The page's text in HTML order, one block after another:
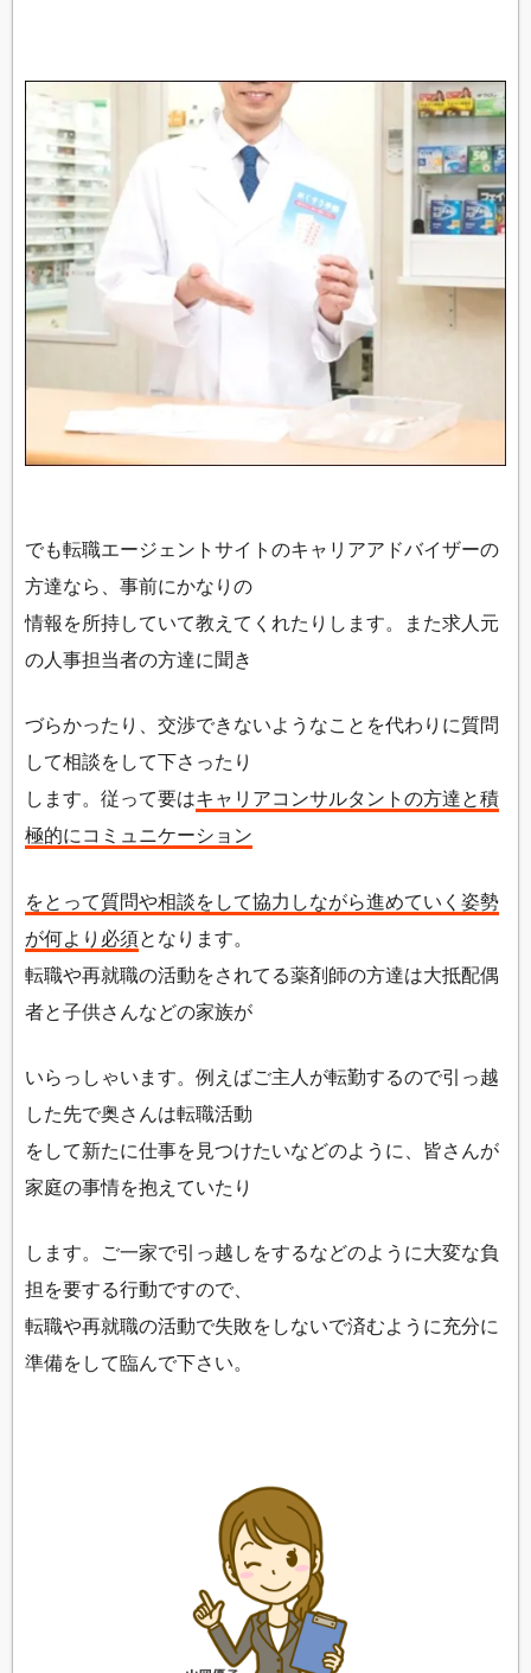
でも転職エージェントサイトのキャリアアドバイザーの
方達なら、事前にかなりの
情報を所持していて教えてくれたりします。また求人元
の人事担当者の方達に聞き
づらかったり、交渉できないようなことを代わりに質問
して相談をして下さったり
します。従って要はキャリアコンサルタントの方達と積
極的にコミュニケーション
をとって質問や相談をして協力しながら進めていく姿勢
が何より必須となります。
転職や再就職の活動をされてる薬剤師の方達は大抵配偶
者と子供さんなどの家族が
いらっしゃいます。例えばご主人が転勤するので引っ越
した先で奥さんは転職活動
をして新たに仕事を見つけたいなどのように、皆さんが
家庭の事情を抱えていたり
します。ご一家で引っ越しをするなどのように大変な負
担を要する行動ですので、
転職や再就職の活動で失敗をしないで済むように充分に
準備をして臨んで下さい。